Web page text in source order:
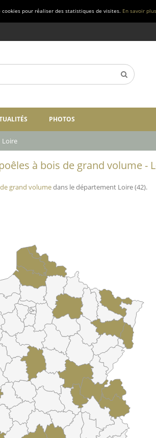
pour réaliser des statistiques de visites. En savoir
PHOTOS
Loire
à bois de grand volume -
grand volumedans le département Loire (42).